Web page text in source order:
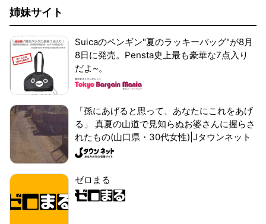
姉妹サイト
Suicaのペンギン"夏のラッキーバッグ"が8月
8日に発売。Pensta史上最も豪華な7点入り
だよ~。
「孫にあげると思って、あなたにこれをあげ
る」 真夏の山道で見知らぬお婆さんに握らさ
れたもの(山口県・30代女性)|Jタウンネット
ゼロまる